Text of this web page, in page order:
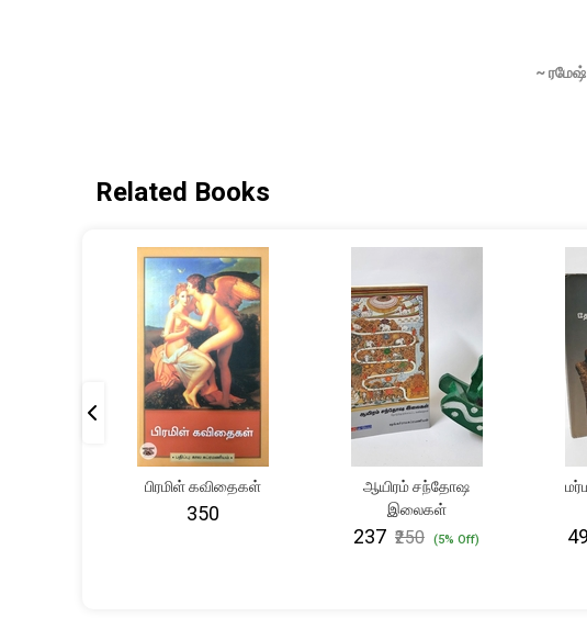
~ ரமேஷ்
Related Books
பிரமிள் கவிதைகள்
₹350
ஆயிரம் சந்தோஷ
இலைகள்
₹237 ₹250 (5% Off)